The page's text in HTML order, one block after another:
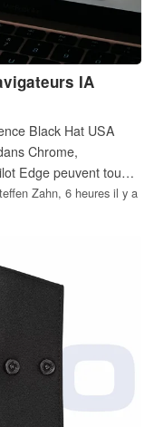
IA
Black Hat USA
Chrome,
Edge peuvent tous
utilisateurs par du
de cliquer sur quoi
et comment
Zahn, 6 heures il y a